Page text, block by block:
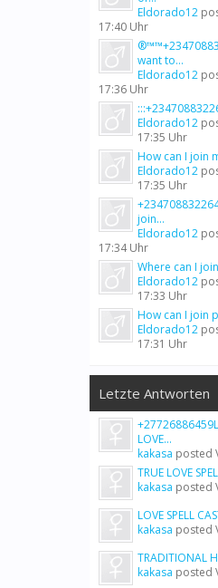
Eldorado12
17:40 Uhr
want to...
Eldorado12
17:36 Uhr
Eldorado12
17:35 Uhr
How can I join
Eldorado12
17:35 Uhr
join...
Eldorado12
17:34 Uhr
Where can I
Eldorado12
17:33 Uhr
How can I join
Eldorado12
17:31 Uhr
Letzte Antworten
LOVE...
kakasa posted
TRUE LOVE
kakasa posted
LOVE SPELL
kakasa posted
TRADITIONAL
kakasa posted